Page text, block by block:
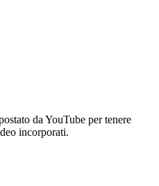
da YouTube per tenere
incorporati.